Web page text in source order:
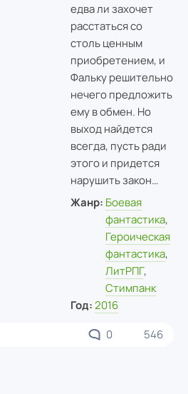
едва ли захочет
расстаться со
столь ценным
приобретением, и
Фальку решительно
нечего предложить
ему в обмен. Но
выход найдется
всегда, пусть ради
этого и придется
нарушить закон…
Жанр: Боевая
фантастика,
Героическая
фантастика,
ЛитРПГ,
Cтимпанк
Год: 2016
0 546